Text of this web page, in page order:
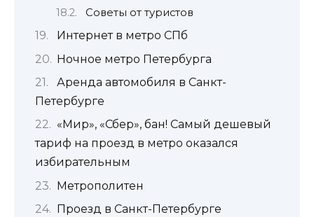
Советы от туристов
Интернет в метро СПб
Ночное метро Петербурга
Аренда автомобиля в Санкт-
Петербурге
«Мир», «Сбер», бан! Самый дешевый
тариф на проезд в метро оказался
избирательным
Метрополитен
Проезд в Санкт-Петербурге